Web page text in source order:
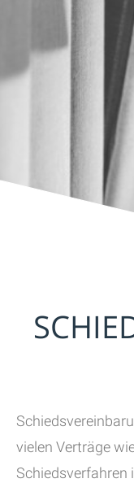
vielen Verträge
Schiedsverfahren